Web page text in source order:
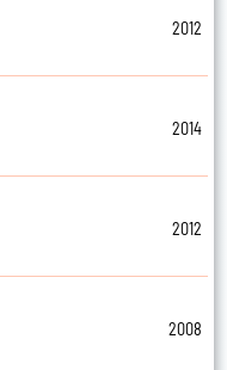
2012
2014
2012
2008